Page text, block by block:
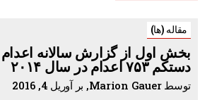
مقاله (ها)
بخش اول از گزارش سالانه
دستکم ۷۵۳ اعدام در سال ۲۰۱۴
توسط Marion Gauer, بر آوریل 4, 2016